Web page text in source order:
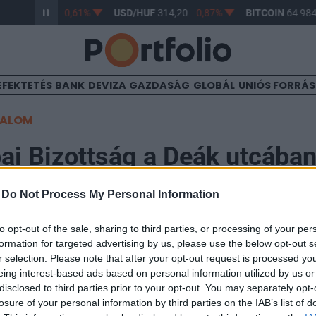
Do Not Process My Personal Information
opt-out of the sale, sharing to third parties, or processing of your
for targeted advertising by us, please use the below opt-out
selection. Please note that after your opt-out request is processed
interest-based ads based on personal information utilized by us
to third parties prior to your opt-out. You may separately
of your personal information by third parties on the IAB’s list of
363,17 -0,61% USD/HUF314,20 -0,87% BITCOIN64
BANK DEVIZA GAZDASÁG GLOBÁL UNIÓS
Bizottság a Deák utcában
után sikerült az Európai Bizottság Magyarországi
Budapesti Tájékoztatási Irodája számára megfelelő
a Deák Palota felső szintjein.